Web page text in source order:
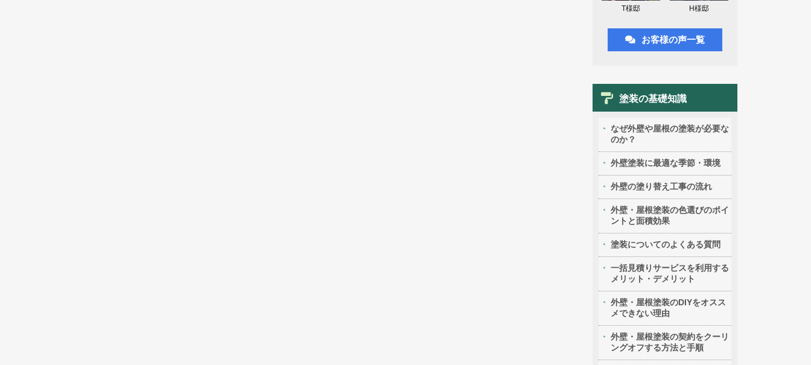
T様邸 H様邸
お客様の声一覧
塗装の基礎知識
なぜ外壁や屋根の塗装が必要な
のか？
外壁塗装に最適な季節・環境
外壁の塗り替え工事の流れ
外壁・屋根塗装の色選びのポイ
ントと面積効果
塗装についてのよくある質問
一括見積りサービスを利用する
メリット・デメリット
外壁・屋根塗装のDIYをオスス
メできない理由
外壁・屋根塗装の契約をクーリ
ングオフする方法と手順